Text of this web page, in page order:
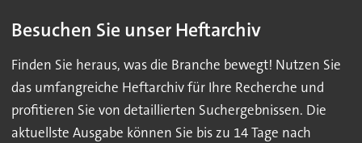
Besuchen Sie unser Heftarchiv
Finden Sie heraus, was die Branche bewegt! Nutzen Sie
das umfangreiche Heftarchiv für Ihre Recherche und
profitieren Sie von detaillierten Suchergebnissen. Die
aktuellste Ausgabe können Sie bis zu 14 Tage nach